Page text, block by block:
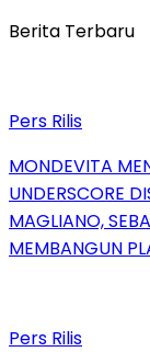
Berita Terbaru
Pers Rilis
MONDEVITA
UNDERSCORE
MAGLIANO,
MEMBANGUN
Pers Rilis